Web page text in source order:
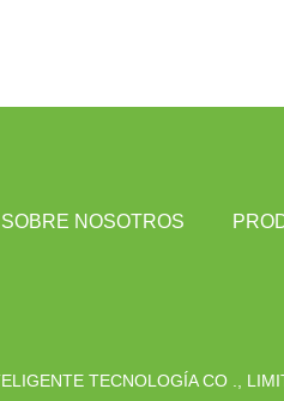
SOBRE NOSOTROS
TECNOLOGÍA CO .,